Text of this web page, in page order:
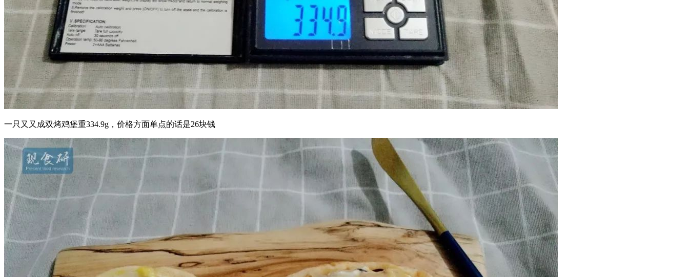
一只又又成双烤鸡堡重334.9g，价格方面单点的话是26块钱